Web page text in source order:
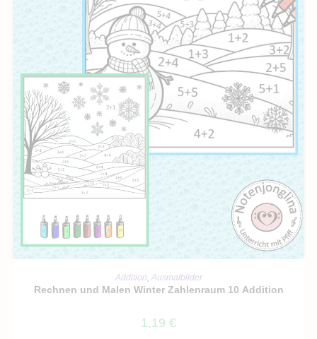
IN DEN WARENKORB
Addition, Ausmalbilder
Rechnen und Malen Winter Zahlenraum 10 Addition
1,19 €